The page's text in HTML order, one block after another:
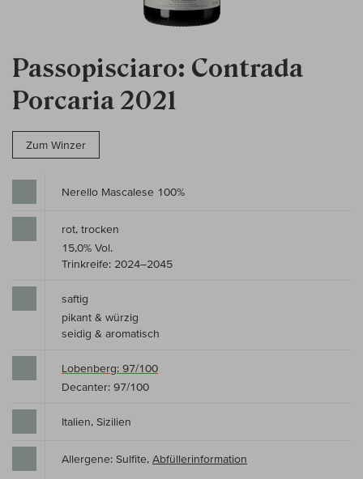
Passopisciaro: Contrada
Porcaria 2021
Zum Winzer
Nerello Mascalese 100%
rot, trocken
15,0% Vol.
Trinkreife: 2024–2045
saftig
pikant & würzig
seidig & aromatisch
Lobenberg: 97/100
Decanter: 97/100
Italien, Sizilien
Allergene: Sulfite, Abfüllerinformation